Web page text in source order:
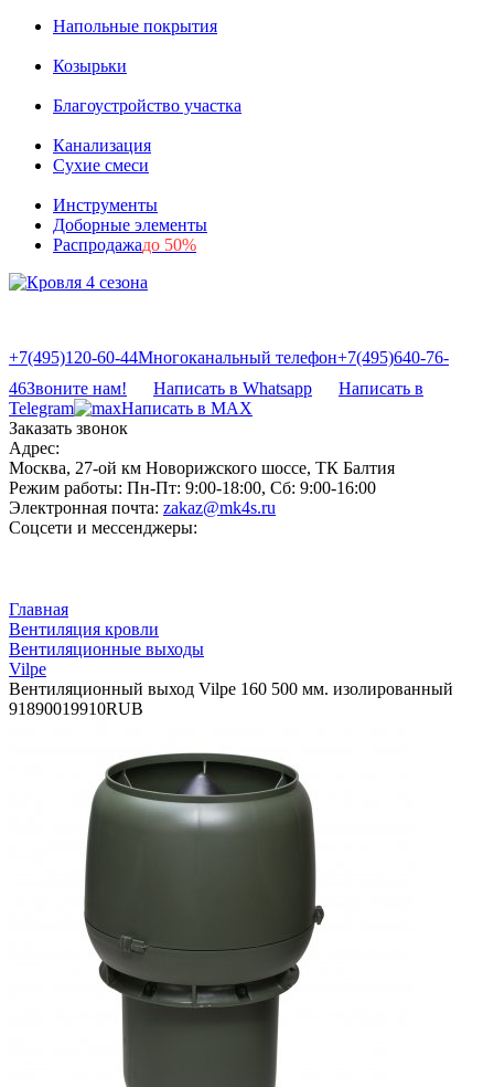
Напольные покрытия
Козырьки
Благоустройство участка
Канализация
Сухие смеси
Инструменты
Доборные элементы
Распродажадо 50%
+7(495)120-60-44Многоканальный телефон+7(495)640-76-
46Звоните нам! Написать в Whatsapp
Написать в
Telegram
Написать в MAX
Заказать звонок
Адрес:
Москва, 27-ой км Новорижского шоссе, ТК Балтия
Режим работы: Пн-Пт: 9:00-18:00, Сб: 9:00-16:00
Электронная почта: zakaz@mk4s.ru
Соцсети и мессенджеры:
Главная
Вентиляция кровли
Вентиляционные выходы
Vilpe
Вентиляционный выход Vilpe 160 500 мм. изолированный
91890019910RUB